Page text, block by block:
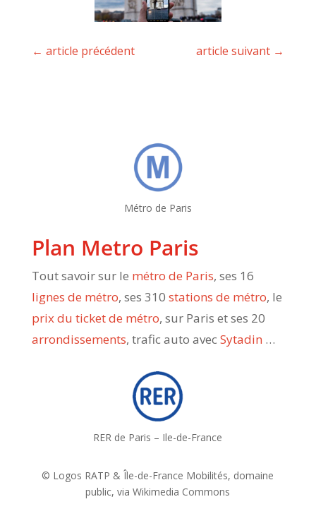
← article précédent article suivant →
Métro de Paris
Plan Metro Paris
Tout savoir sur le métro de Paris, ses 16
lignes de métro, ses 310 stations de métro, le
prix du ticket de métro, sur Paris et ses 20
arrondissements, trafic auto avec Sytadin …
RER de Paris – Ile-de-France
© Logos RATP & Île-de-France Mobilités, domaine
public, via Wikimedia Commons